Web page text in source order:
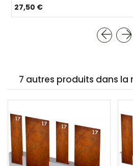
27,50 €
7 autres produits dans